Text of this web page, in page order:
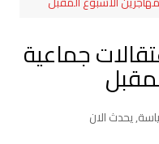
جماعية
,يحدث الان